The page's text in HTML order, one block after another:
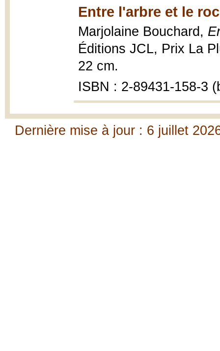
Entre l'arbre et le
Marjolaine Bouchard,
Éditions JCL, Prix La
22 cm.
ISBN : 2-89431-158-3
Dernière mise à jour : 6 juillet